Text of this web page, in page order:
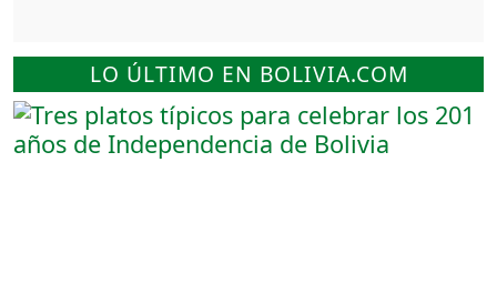
LO ÚLTIMO EN BOLIVIA.COM